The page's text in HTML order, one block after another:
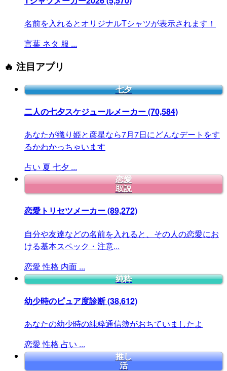
名前を入れるとオリジナルTシャツが表示されます！
言葉 ネタ 服 ...
🔥 注目アプリ
七夕
二人の七夕スケジュールメーカー(70,584)
あなたが織り姫と彦星なら7月7日にどんなデートをす
るかわかっちゃいます
占い 夏 七夕 ...
恋愛
取説
恋愛トリセツメーカー(89,272)
自分や友達などの名前を入れると、その人の恋愛にお
ける基本スペック・注意...
恋愛 性格 内面 ...
純粋
幼少時のピュア度診断(38,612)
あなたの幼少時の純粋通信簿がおちていましたよ
恋愛 性格 占い ...
推し
活